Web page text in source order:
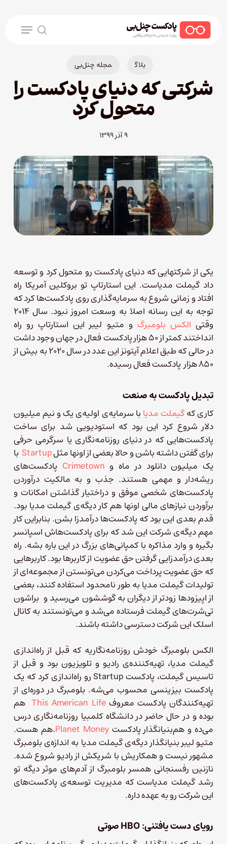
search
Menu
بلاگ مجله چنل‌بی
شرکتی که دنیای پادکست را
متحول کرد
۹ آذر ۱۳۹۹
یکی از شرکتهایی که دنیای پادکست رو متحول کرد و توسعه
داد گیملت مدیاست. این استارتاپ تو بروکلین آمریکا راه
افتاد و زمانی شروع به سرمایه‌گذاری روی پادکست‌ها کرد که
توجه به این رسانه اصلا به وسعت امروز نبود. سال ۲۰۱۴
وقتی الکس بلومبرگ و متیو لیبر این استارتاپ رو راه
انداختند کمتر از ۵۰ هزار پادکست فعال در جهان وجود داشت
در حالی که طبق اعلام آیتونز این عدد در سال ۲۰۲۰ به بیش از
۸۵۰ هزار پادکست فعال رسیده.
تبدیل پادکست به صنعت
کاری کهگیملت مدیا با سرمایه‌ی اولیه‌ی یک و نیم میلیون
دلار شروع کرد این بود که استودیویی شد برای ساخت
پادکست‌هایی که در دنیای روزنامه‌نگاری یا سرگرمی حرفی
برای گفتن داشته باشن و حالا بعضی از اونها مثلStartup با
یک میلیون دانلود در ماه و Crimetown پادکست‌های
ریشه‌دار و مهمی هستند. جذب و به مالکیت درآوردن
پادکست‌های شخصی موفق و دراختیار گذاشتن امکانات و
برآوردن نیازهای مالی اونها هم کار دیگه‌ی گیملت مدیا بود.
قدم بعدی این بود که پادکست‌ها درآمدزا بشن. بنابراین کار
مهم دیگه‌ی شرکت این شد که برای پادکست‌هاش اسپانسر
بگیره و وارد مذاکره با کمپانی‌های بزرگ در این باره بشه. راه
بعدی درآمدزایی گرفتن حق عضویت از کاربرها بود. کاربرهایی
که حق عضویت پرداخت می‌کردن می‌تونستن از مجموعه‌ای از
تولیدات گیملت مدیا به طور نامحدود استفاده کنند، بعضی
از اپیزودها زودتر از دیگران به گوششون می‌رسید و براشون
تی‌شرت‌های گیملت فرستاده می‌شد و می‌تونستند به کانال
اسلک این شرکت دسترسی داشته باشند.
الکس بلومبرگ خودش روزنامه‌نگاریه که قبل از راه‌اندازی
گیملت مدیا، تهیه‌کننده‌ی رادیو و تلویزیون بود و قبل از
تاسیس گیملت، پادکست Startup رو راه‌اندازی کرد که یک
پادکست بیزینسی محسوب می‌شه. بلومبرگ در دوره‌ای از
تهیه‌کنندگان پادکست معروف This American Lifeهم
بوده و در حال حاضر در دانشگاه کلمبیا روزنامه‌نگاری درس
می‌ده و هم‌بنیانگذار پادکست Planet Money.هم هست.
متیو لیبر بنیانگذار دیگه‌ی گیملت مدیا به اندازه‌ی بلومبرگ
مشهور نیست و همکاریش با شریکش از رادیو شروع شده.
نازنین رفسنجانی همسر بلومبرگ از آدم‌های موثر دیگه تو
رشد گیملت مدیاست که مدیریت توسعه‌ی پادکست‌های
این شرکت رو به عهده‌ داره.
رویای دست یافتنی: HBO صوتی